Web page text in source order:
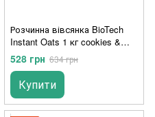
Розчинна вівсянка BioTech
Instant Oats 1 кг cookies &
cream
528 грн 634 грн
Купити